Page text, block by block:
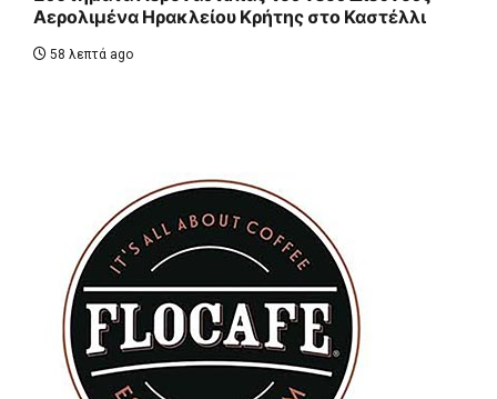
Αερολιμένα Ηρακλείου Κρήτης στο Καστέλλι
58 λεπτά ago